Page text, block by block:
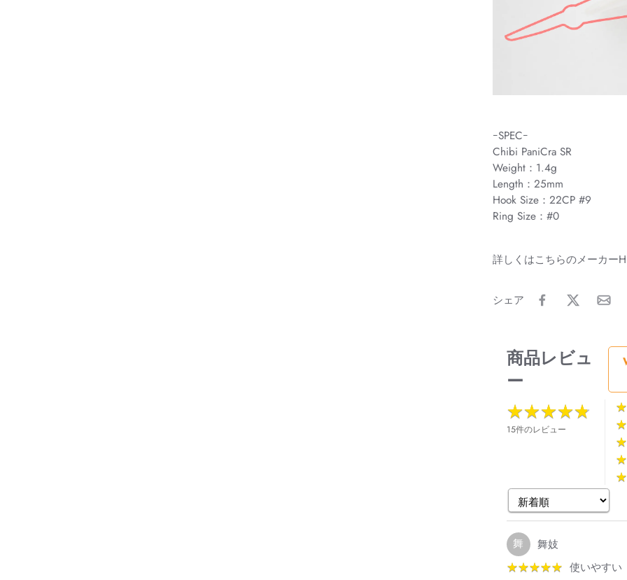
ｰSPECｰ
Chibi PaniCra SR
Weight：1.4g
Length：25mm
Hook Size：22CP #9
Ring Size：#0
詳しくはこちらのメーカー
シェア
商品レビュ
ー
★★★★★
★★★★★
15件のレビュー
★
★
★
★
★
★
★
★
★
★
舞 舞妓
★★★★★
★★★★★ 使いやすい